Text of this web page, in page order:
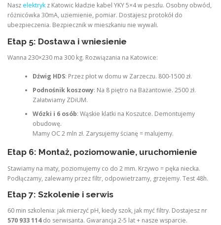
Nasz elektryk z Katowic kładzie kabel YKY 5×4 w peszlu. Osobny obwód,
różnicówka 30mA, uziemienie, pomiar. Dostajesz protokół do
ubezpieczenia. Bezpiecznik w mieszkaniu nie wywali.
Etap 5: Dostawa i wniesienie
Wanna 230×230 ma 300 kg. Rozwiązania na Katowice:
Dźwig HDS: Przez płot w domu w Zarzeczu. 800-1500 zł.
Podnośnik koszowy: Na 8 piętro na Bażantowie. 2500 zł.
Załatwiamy ZDiUM.
Wózki i 6 osób: Wąskie klatki na Koszutce. Demontujemy
obudowę.
Mamy OC 2 mln zł. Zarysujemy ścianę = malujemy.
Etap 6: Montaż, poziomowanie, uruchomienie
Stawiamy na maty, poziomujemy co do 2 mm. Krzywo = pęka niecka.
Podłączamy, zalewamy przez filtr, odpowietrzamy, grzejemy. Test 48h.
Etap 7: Szkolenie i serwis
60 min szkolenia: jak mierzyć pH, kiedy szok, jak myć filtry. Dostajesz nr
570 933 114do serwisanta. Gwarancja 2-5 lat + nasze wsparcie.